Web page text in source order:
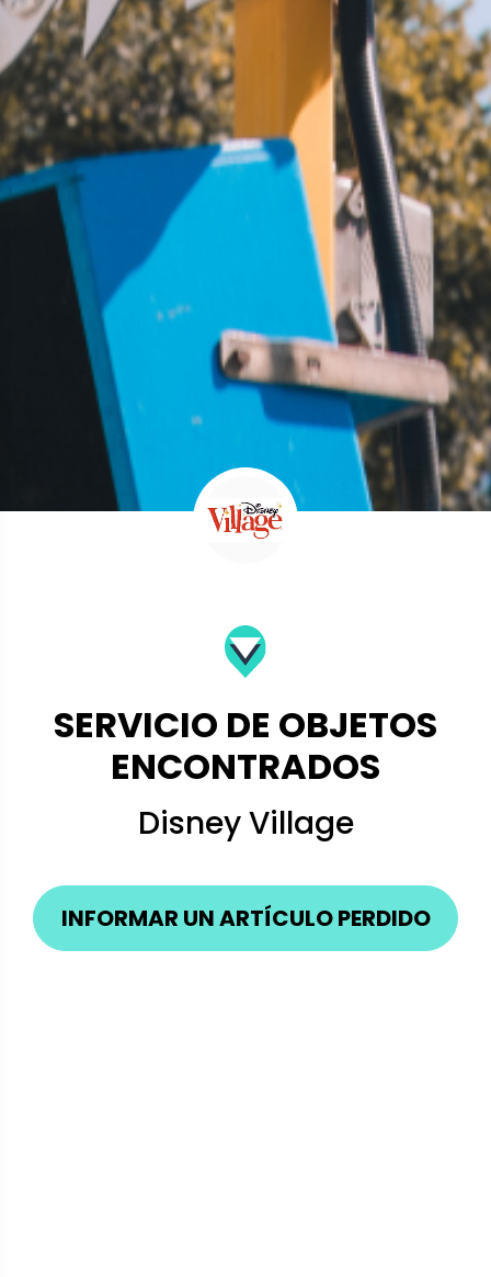
SERVICIO DE OBJETOS
ENCONTRADOS
Disney Village
INFORMAR UN ARTÍCULO PERDIDO